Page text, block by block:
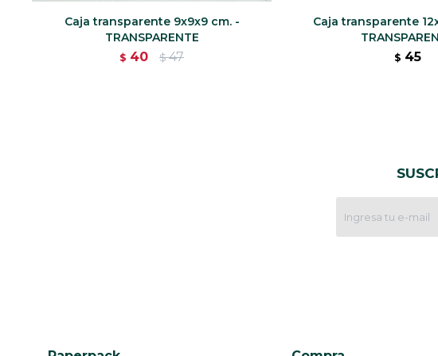
Caja transparente 9x9x9 cm. -
TRANSPARENTE
$ 40 $ 47
Caja transparente
$ 45